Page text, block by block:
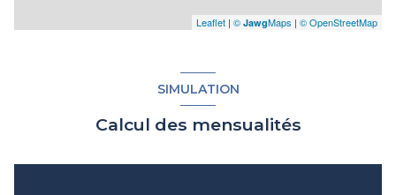
Leaflet | © JawgMaps | © OpenStreetMap
SIMULATION
Calcul des mensualités